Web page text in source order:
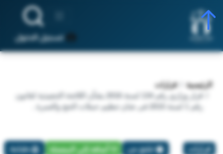
تسجيل الدخول
الرئيسية
قرارات
قرار وزاري رقم 134 لسنة 2016 بشأن اللائحة التنفيذية لقانون
رقم 1 لسنة 2015 فى شان تنظيم حملات الحج والعمرة .
قرارات تبليغ عن أضافة إلي المفضلة طباعة